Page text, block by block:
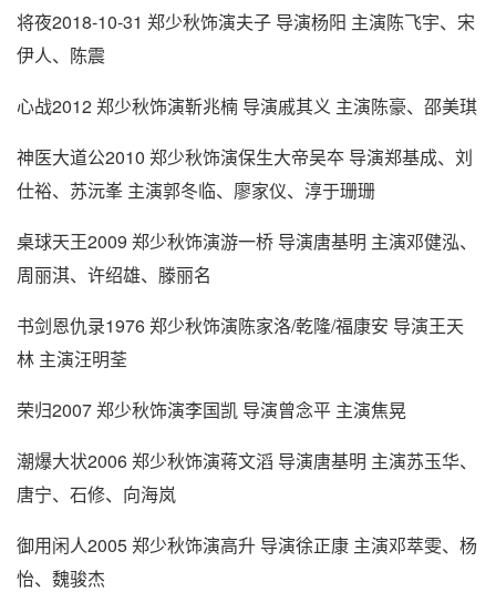
将夜2018-10-31 郑少秋饰演夫子 导演杨阳 主演陈飞宇、宋
伊人、陈震
心战2012 郑少秋饰演靳兆楠 导演戚其义 主演陈豪、邵美琪
神医大道公2010 郑少秋饰演保生大帝吴夲 导演郑基成、刘
仕裕、苏沅峯 主演郭冬临、廖家仪、淳于珊珊
桌球天王2009 郑少秋饰演游一桥 导演唐基明 主演邓健泓、
周丽淇、许绍雄、滕丽名
书剑恩仇录1976 郑少秋饰演陈家洛/乾隆/福康安 导演王天
林 主演汪明荃
荣归2007 郑少秋饰演李国凯 导演曾念平 主演焦晃
潮爆大状2006 郑少秋饰演蒋文滔 导演唐基明 主演苏玉华、
唐宁、石修、向海岚
御用闲人2005 郑少秋饰演高升 导演徐正康 主演邓萃雯、杨
怡、魏骏杰